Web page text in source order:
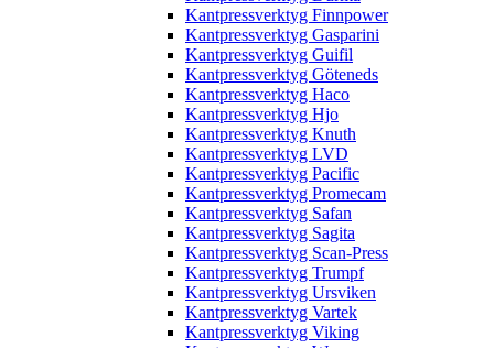
Kantpressverktyg Finnpower
Kantpressverktyg Gasparini
Kantpressverktyg Guifil
Kantpressverktyg Göteneds
Kantpressverktyg Haco
Kantpressverktyg Hjo
Kantpressverktyg Knuth
Kantpressverktyg LVD
Kantpressverktyg Pacific
Kantpressverktyg Promecam
Kantpressverktyg Safan
Kantpressverktyg Sagita
Kantpressverktyg Scan-Press
Kantpressverktyg Trumpf
Kantpressverktyg Ursviken
Kantpressverktyg Vartek
Kantpressverktyg Viking